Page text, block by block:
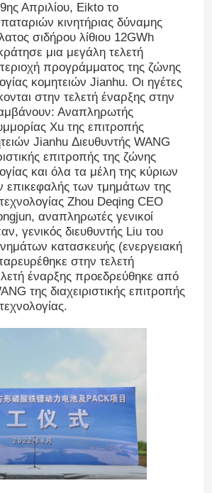
Απριλίου, Eikto το
κινητήριας δύναμης
σιδήρου λίθιου 12GWh
μια μεγάλη τελετή
προγράμματος της ζώνης
κομητειών Jianhu. Οι ηγέτες
στην τελετή έναρξης στην
Αναπληρωτής
Xu της επιτροπής
Jianhu Διευθυντής WANG
επιτροπής της ζώνης
και όλα τα μέλη της κύριων
επικεφαλής των τμημάτων της
Zhou Deqing CEO
αναπληρωτές γενικοί
γενικός διευθυντής Liu του
κατασκευής (ενεργειακή
στην τελετή
έναρξης προεδρεύθηκε από
της διαχειριστικής επιτροπής